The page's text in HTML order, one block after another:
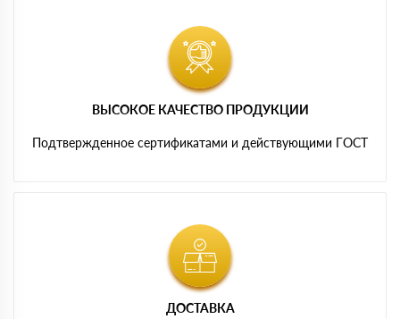
ВЫСОКОЕ КАЧЕСТВО ПРОДУКЦИИ
Подтвержденное сертификатами и действующими ГОСТ
ДОСТАВКА